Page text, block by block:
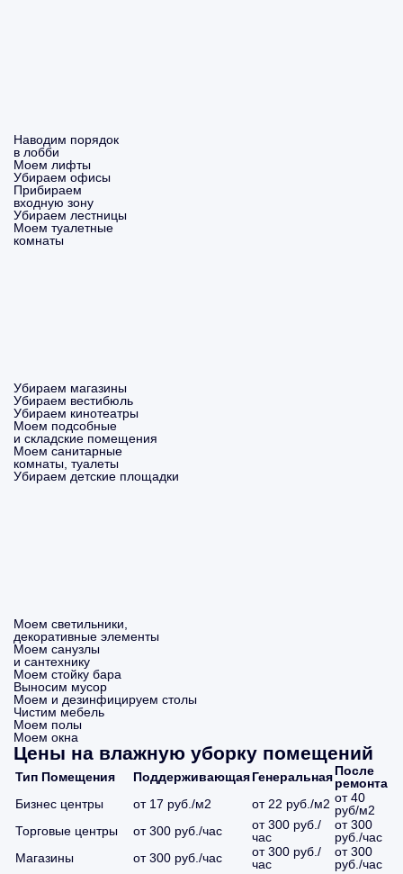
Наводим порядок
в лобби
Моем лифты
Убираем офисы
Прибираем
входную зону
Убираем лестницы
Моем туалетные
комнаты
Убираем магазины
Убираем вестибюль
Убираем кинотеатры
Моем подсобные
и складские помещения
Моем санитарные
комнаты, туалеты
Убираем детские площадки
Моем светильники,
декоративные элементы
Моем санузлы
и сантехнику
Моем стойку бара
Выносим мусор
Моем и дезинфицируем столы
Чистим мебель
Моем полы
Моем окна
Цены на влажную уборку помещений
Тип Помещения ПоддерживающаяГенеральнаяПосле
ремонта
Бизнес центры
от 17 руб./м2 от 22 руб./м2 от 40
руб/м2
Торговые центры
от 300 руб./час
от 300 руб./
час
от 300
руб./час
Магазины
от 300 руб./час
от 300 руб./
час
от 300
руб./час